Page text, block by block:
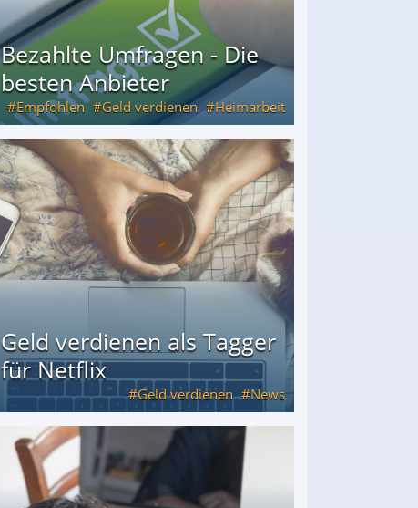
Bezahlte Umfragen - Die
besten Anbieter
Empfohlen Geld verdienen Heimarbeit
Geld verdienen als Tagger
für Netflix
Geld verdienen News